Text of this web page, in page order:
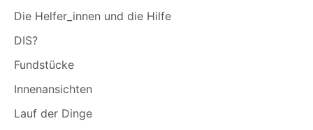
Die Helfer_innen und die Hilfe
DIS?
Fundstücke
Innenansichten
Lauf der Dinge